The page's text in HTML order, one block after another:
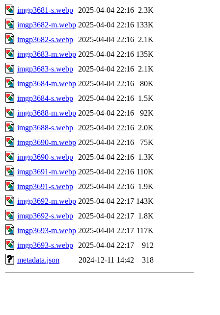
imgp3681-s.webp
2025-04-04 22:16 2.3K
imgp3682-m.webp 2025-04-04 22:16 133K
imgp3682-s.webp
2025-04-04 22:16 2.1K
imgp3683-m.webp 2025-04-04 22:16 135K
imgp3683-s.webp
2025-04-04 22:16 2.1K
imgp3684-m.webp 2025-04-04 22:16
80K
imgp3684-s.webp
2025-04-04 22:16 1.5K
imgp3688-m.webp 2025-04-04 22:16
92K
imgp3688-s.webp
2025-04-04 22:16 2.0K
imgp3690-m.webp 2025-04-04 22:16
75K
imgp3690-s.webp
2025-04-04 22:16 1.3K
imgp3691-m.webp 2025-04-04 22:16 110K
imgp3691-s.webp
2025-04-04 22:16 1.9K
imgp3692-m.webp 2025-04-04 22:17 143K
imgp3692-s.webp
2025-04-04 22:17 1.8K
imgp3693-m.webp 2025-04-04 22:17 117K
imgp3693-s.webp
2025-04-04 22:17
912
metadata.json
2024-12-11 14:42 318